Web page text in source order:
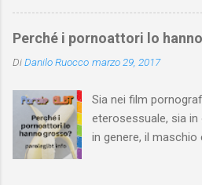
non si riferiscono a una pratica
arricchito e corretto dai vostri
prosegui la lettura, sappi che ti
esplicite.
Perché i pornoattori lo
DiDanilo Ruocco marzo 29, 2017
Sia nei film
eterosessuale, sia in
in genere, il
ne esaltano la